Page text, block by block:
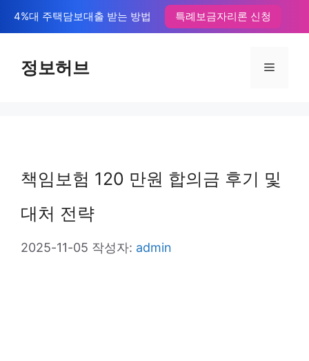
텐
4%대 주택담보대출 받는 방법 특례보금자리론 신청
정보허브 메
책임보험 120 만원 합의금 후기 및
대처 전략
2025-11-05 작성자: admin